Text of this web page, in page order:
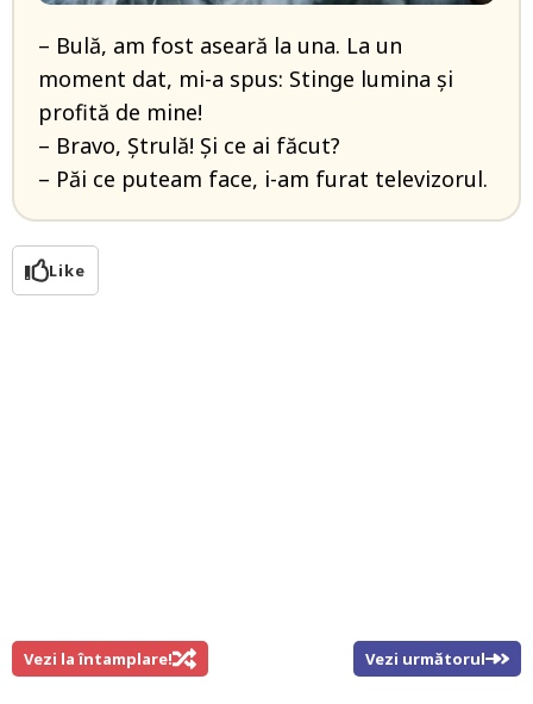
– Bulă, am fost aseară la una. La un
moment dat, mi-a spus: Stinge lumina și
profită de mine!
– Bravo, Ștrulă! Și ce ai făcut?
– Păi ce puteam face, i-am furat televizorul.
Like
Vezi la întamplare! Vezi următorul